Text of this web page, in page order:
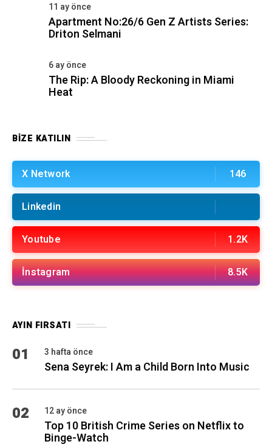
11 ay önce
Apartment No:26/6 Gen Z Artists Series:
Driton Selmani
6 ay önce
The Rip: A Bloody Reckoning in Miami
Heat
BIZE KATILIN
X Network 146
Linkedin
Youtube 1.2K
İnstagram 8.5K
AYIN FIRSATI
01 3 hafta önce
Sena Seyrek: I Am a Child Born Into Music
02 12 ay önce
Top 10 British Crime Series on Netflix to
Binge-Watch